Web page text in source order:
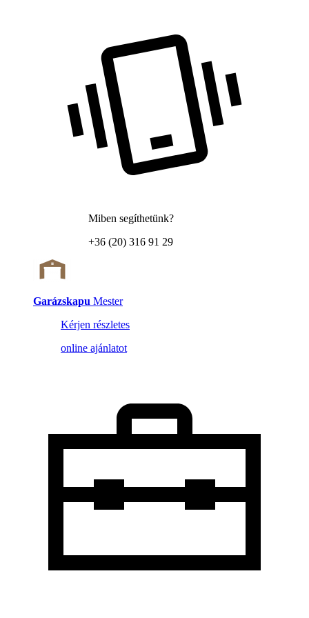
Miben segíthetünk?
+36 (20) 316 91 29
Garázskapu Mester
Kérjen részletes
online ajánlatot